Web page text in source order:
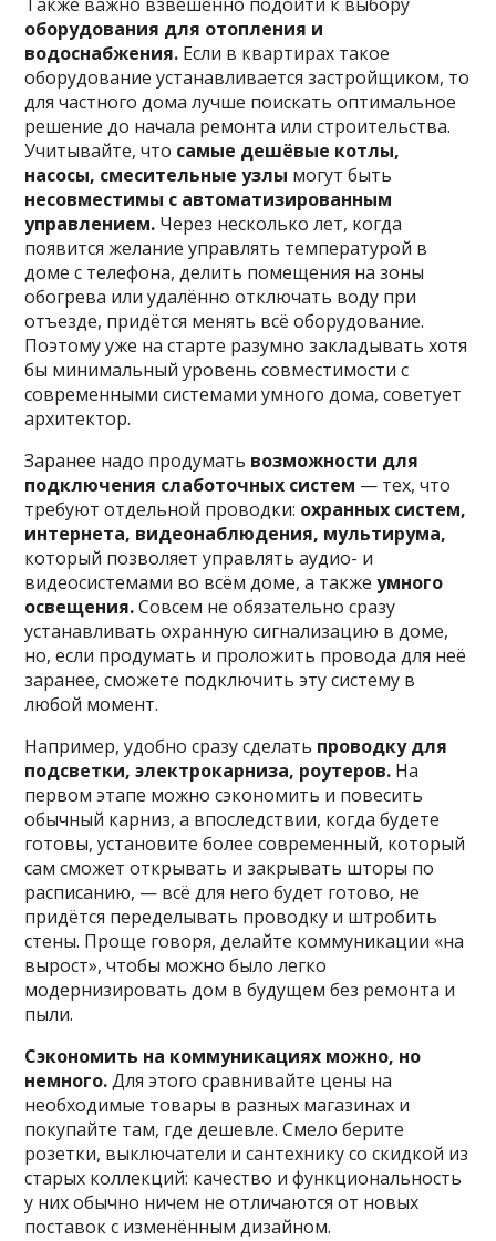
Также важно взвешенно подойти к выбору
оборудования для отопления и
водоснабжения. Если в квартирах такое
оборудование устанавливается застройщиком, то
для частного дома лучше поискать оптимальное
решение до начала ремонта или строительства.
Учитывайте, что самые дешёвые котлы,
насосы, смесительные узлы могут быть
несовместимы с автоматизированным
управлением. Через несколько лет, когда
появится желание управлять температурой в
доме с телефона, делить помещения на зоны
обогрева или удалённо отключать воду при
отъезде, придётся менять всё оборудование.
Поэтому уже на старте разумно закладывать хотя
бы минимальный уровень совместимости с
современными системами умного дома, советует
архитектор.
Заранее надо продумать возможности для
подключения слаботочных систем — тех, что
требуют отдельной проводки: охранных систем,
интернета, видеонаблюдения, мультирума,
который позволяет управлять аудио- и
видеосистемами во всём доме, а такжеумного
освещения.Совсем не обязательно сразу
устанавливать охранную сигнализацию в доме,
но, если продумать и проложить провода для неё
заранее, сможете подключить эту систему в
любой момент.
Например, удобно сразу сделать проводку для
подсветки, электрокарниза, роутеров. На
первом этапе можно сэкономить и повесить
обычный карниз, а впоследствии, когда будете
готовы, установите более современный, который
сам сможет открывать и закрывать шторы по
расписанию, — всё для него будет готово, не
придётся переделывать проводку и штробить
стены. Проще говоря, делайте коммуникации «на
вырост», чтобы можно было легко
модернизировать дом в будущем без ремонта и
пыли.
Сэкономить на коммуникациях можно, но
немного.Для этого сравнивайте цены на
необходимые товары в разных магазинах и
покупайте там, где дешевле. Смело берите
розетки, выключатели и сантехнику со скидкой из
старых коллекций: качество и функциональность
у них обычно ничем не отличаются от новых
поставок с изменённым дизайном.